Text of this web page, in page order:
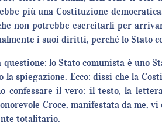
più una Costituzione
non potrebbe esercitarli per
i suoi diritti, perché lo Stato
questione: lo Stato comunista è uno
la spiegazione. Ecco: dissi che la
confessare il vero: il testo, la
Croce, manifestata da
totalitario.